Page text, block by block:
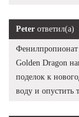
Peter ответил(а)
Фенилпропионат
Golden Dragon
поделок к
воду и опустить